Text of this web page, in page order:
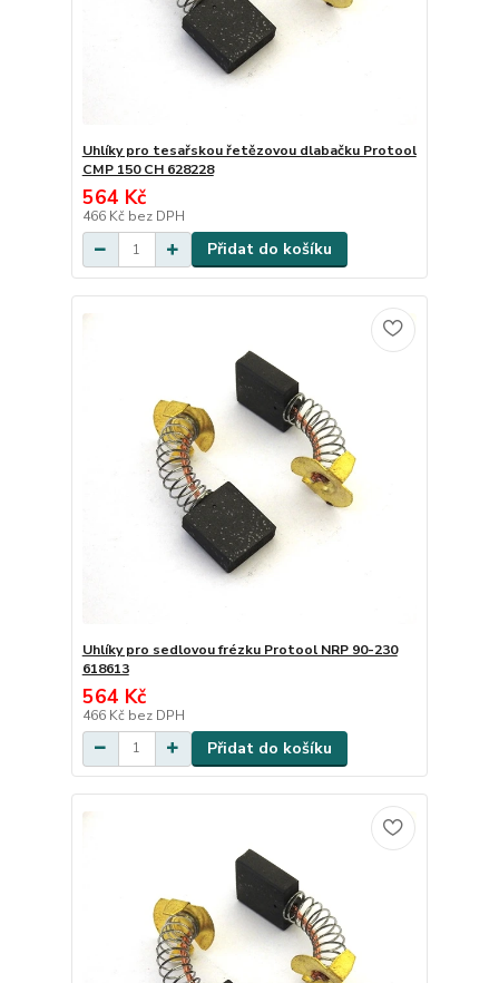
Uhlíky pro tesařskou řetězovou dlabačku Protool
CMP 150 CH 628228
564 Kč
466 Kč bez DPH
Přidat do košíku
Uhlíky pro sedlovou frézku Protool NRP 90-230
618613
564 Kč
466 Kč bez DPH
Přidat do košíku